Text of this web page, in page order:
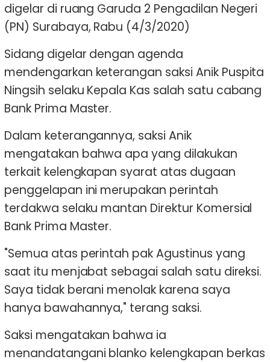
digelar di ruang Garuda 2 Pengadilan Negeri
(PN) Surabaya, Rabu (4/3/2020)
Sidang digelar dengan agenda
mendengarkan keterangan saksi Anik Puspita
Ningsih selaku Kepala Kas salah satu cabang
Bank Prima Master.
Dalam keterangannya, saksi Anik
mengatakan bahwa apa yang dilakukan
terkait kelengkapan syarat atas dugaan
penggelapan ini merupakan perintah
terdakwa selaku mantan Direktur Komersial
Bank Prima Master.
"Semua atas perintah pak Agustinus yang
saat itu menjabat sebagai salah satu direksi.
Saya tidak berani menolak karena saya
hanya bawahannya," terang saksi.
Saksi mengatakan bahwa ia
menandatangani blanko kelengkapan berkas